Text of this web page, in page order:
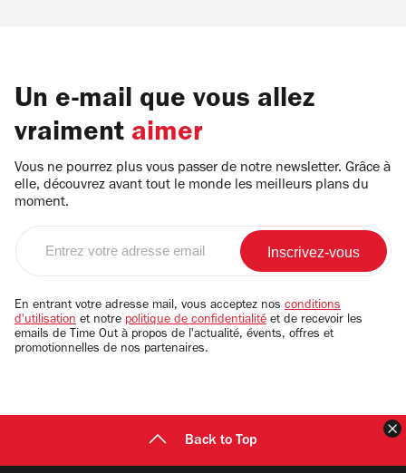
Un e-mail que vous allez
vraiment aimer
Vous ne pourrez plus vous passer de notre newsletter. Grâce à
elle, découvrez avant tout le monde les meilleurs plans du
moment.
email
En entrant votre adresse mail, vous acceptez nos conditions
d'utilisation et notre politique de confidentialité et de recevoir les
emails de Time Out à propos de l'actualité, évents, offres et
promotionnelles de nos partenaires.
Back to Top